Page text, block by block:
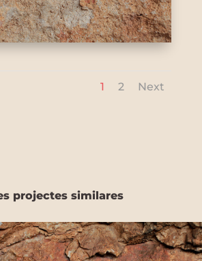
1 2 Next
projectes similares